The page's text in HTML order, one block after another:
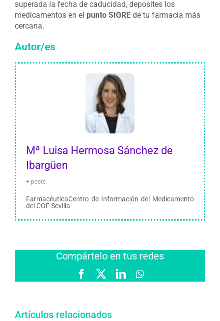
superada la fecha de caducidad, deposites los
medicamentos en el punto SIGRE de tu farmacia más
cercana.
Autor/es
Mª Luisa Hermosa Sánchez de
Ibargüen
+ posts
FarmacéuticaCentro de Información del Medicamento
del COF Sevilla
Compártelo en tus redes
FacebookLinkedInWhatsApp
Artículos relacionados